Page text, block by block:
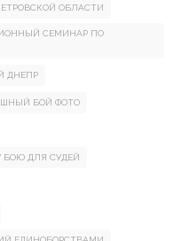
ОБЛАСТИ
СЕМИНАР ПО
ДНЕПР
БОЙ ФОТО
ДЛЯ СУДЕЙ